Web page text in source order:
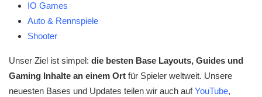
IO Games
Auto & Rennspiele
Shooter
Unser Ziel ist simpel: die besten Base Layouts, Guides und
Gaming Inhalte an einem Ort für Spieler weltweit. Unsere
neuesten Bases und Updates teilen wir auch aufYouTube,